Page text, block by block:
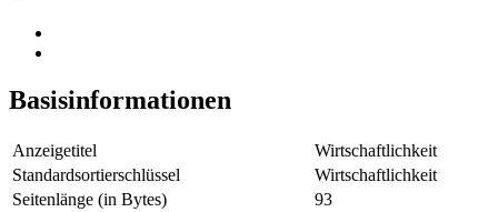
Basisinformationen
Anzeigetitel
Wirtschaftlichkeit
Standardsortierschlüssel
Wirtschaftlichkeit
Seitenlänge (in Bytes)
93